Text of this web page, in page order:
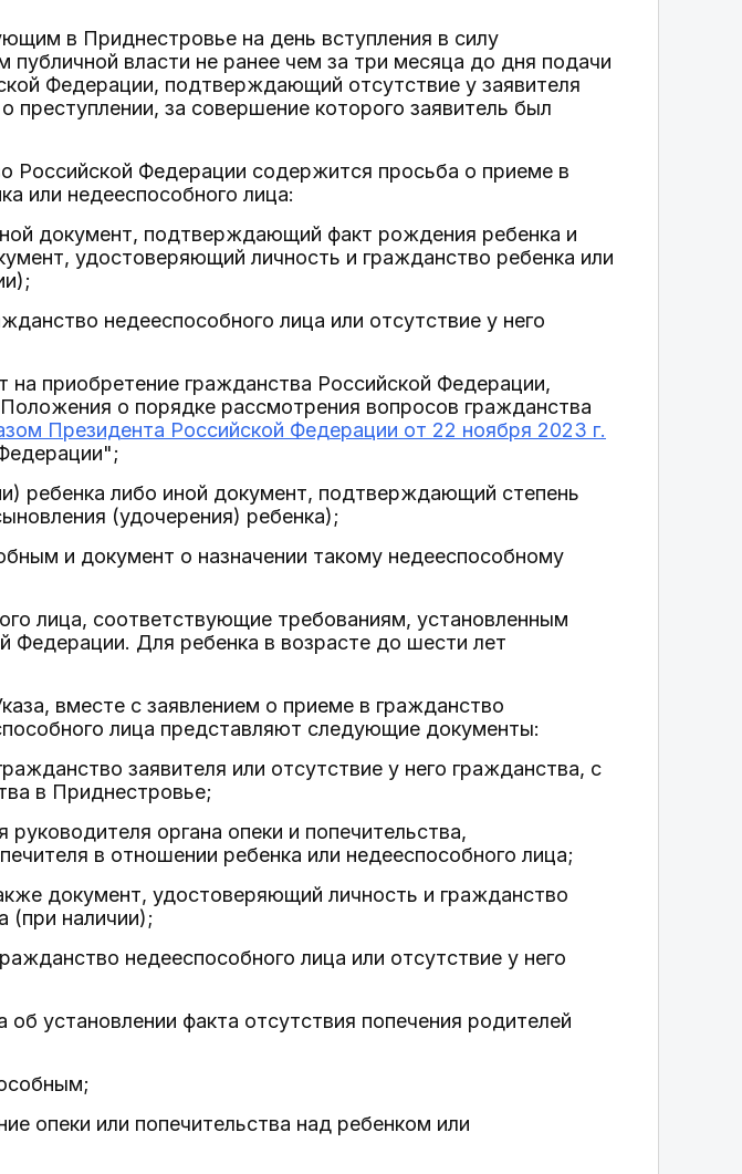
в Приднестровье на день вступления в силу
власти не ранее чем за три месяца до дня подачи
Федерации, подтверждающий отсутствие у заявителя
за совершение которого заявитель был
Российской Федерации содержится просьба о приеме в
или недееспособного лица:
документ, подтверждающий факт рождения ребенка и
удостоверяющий личность и гражданство ребенка или
недееспособного лица или отсутствие у него
на приобретение гражданства Российской Федерации,
о порядке рассмотрения вопросов гражданства
Президента Российской Федерации от 22 ноября 2023 г.
ребенка либо иной документ, подтверждающий степень
(удочерения) ребенка);
и документ о назначении такому недееспособному
лица, соответствующие требованиям, установленным
Федерации. Для ребенка в возрасте до шести лет
вместе с заявлением о приеме в гражданство
лица представляют следующие документы:
заявителя или отсутствие у него гражданства, с
в Приднестровье;
органа опеки и попечительства,
в отношении ребенка или недееспособного лица;
документ, удостоверяющий личность и гражданство
(при наличии);
недееспособного лица или отсутствие у него
установлении факта отсутствия попечения родителей
опеки или попечительства над ребенком или